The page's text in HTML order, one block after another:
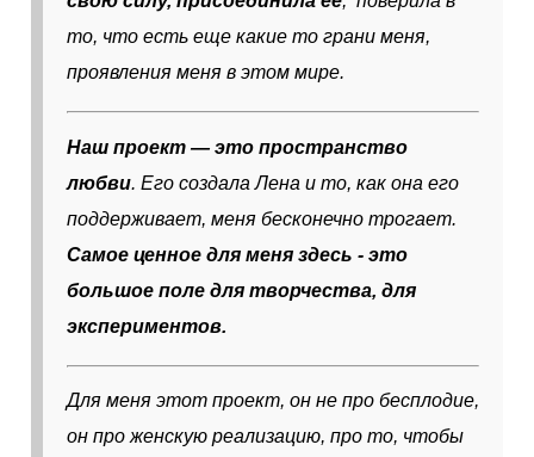
то, что есть еще какие то грани меня,
проявления меня в этом мире.
Наш проект — это пространство
любви. Его создала Лена и то, как она его
поддерживает, меня бесконечно трогает.
Самое ценное для меня здесь - это
большое поле для творчества, для
экспериментов.
Для меня этот проект, он не про бесплодие,
он про женскую реализацию, про то, чтобы